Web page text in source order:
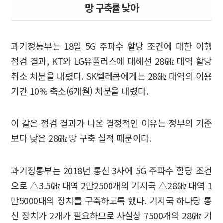
망 구축률 낮아
과기정통부는 18일 5G 주파수 할당 조건에 대한 이행
점검 결과, KT와 LG유플러스에 대해선 28㎓ 대역 할당
취소 처분을 내렸다. SK텔레콤에게는 28㎓ 대역의 이용
기간 10% 축소(6개월) 처분을 내렸다.
이 같은 점검 결과가 나온 결정적인 이유는 정부의 기준
보다 낮은 28㎓ 망 구축 실적 때문이다.
과기정통부는 2018년 통신 3사에 5G 주파수 할당 조건
으로 △3.5㎓ 대역 2만2500개의 기지국 △28㎓ 대역 1
만5000대의 장치를 구축하도록 했다. 기지국 하나당 통
신 장치가 2개가 필요하므로 사실상 7500개의 28㎓ 기